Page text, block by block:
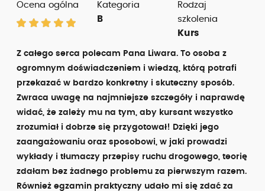
Ocena ogólna
Kategoria
B
Rodzaj
szkolenia
Kurs
Z całego serca polecam Pana Liwara. To osoba z
ogromnym doświadczeniem i wiedzą, którą potrafi
przekazać w bardzo konkretny i skuteczny sposób.
Zwraca uwagę na najmniejsze szczegóły i naprawdę
widać, że zależy mu na tym, aby kursant wszystko
zrozumiał i dobrze się przygotował! Dzięki jego
zaangażowaniu oraz sposobowi, w jaki prowadzi
wykłady i tłumaczy przepisy ruchu drogowego, teorię
zdałam bez żadnego problemu za pierwszym razem.
Również egzamin praktyczny udało mi się zdać za